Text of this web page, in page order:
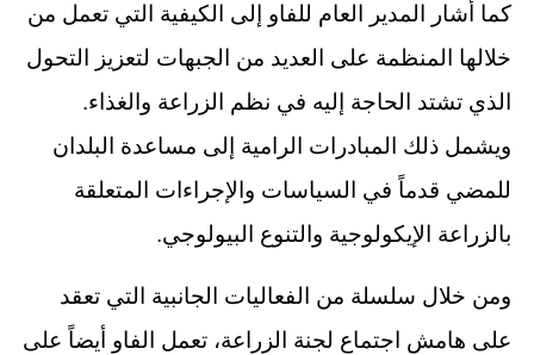
كما أشار المدير العام للفاو إلى الكيفية التي تعمل من
خلالها المنظمة على العديد من الجبهات لتعزيز التحول
الذي تشتد الحاجة إليه في نظم الزراعة والغذاء.
ويشمل ذلك المبادرات الرامية إلى مساعدة البلدان
للمضي قدماً في السياسات والإجراءات المتعلقة
بالزراعة الإيكولوجية والتنوع البيولوجي.
ومن خلال سلسلة من الفعاليات الجانبية التي تعقد
على هامش اجتماع لجنة الزراعة، تعمل الفاو أيضاً على